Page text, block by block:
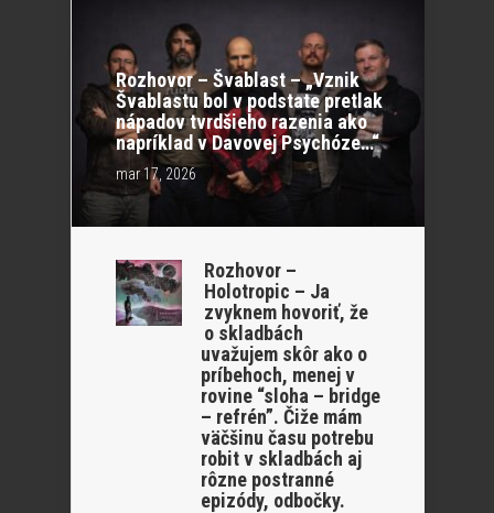
Rozhovor – Švablast – „Vznik
Švablastu bol v podstate pretlak
nápadov tvrdšieho razenia ako
napríklad v Davovej Psychóze…“
mar 17, 2026
Rozhovor –
Holotropic – Ja
zvyknem hovoriť, že
o skladbách
uvažujem skôr ako o
príbehoch, menej v
rovine “sloha – bridge
– refrén”. Čiže mám
väčšinu času potrebu
robit v skladbách aj
rôzne postranné
epizódy, odbočky.